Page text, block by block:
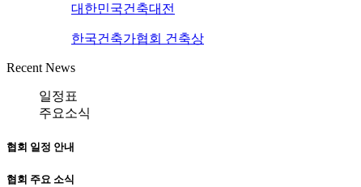
대한민국건축대전
한국건축가협회 건축상
Recent News
일정표
주요소식
협회 일정 안내
협회 주요 소식